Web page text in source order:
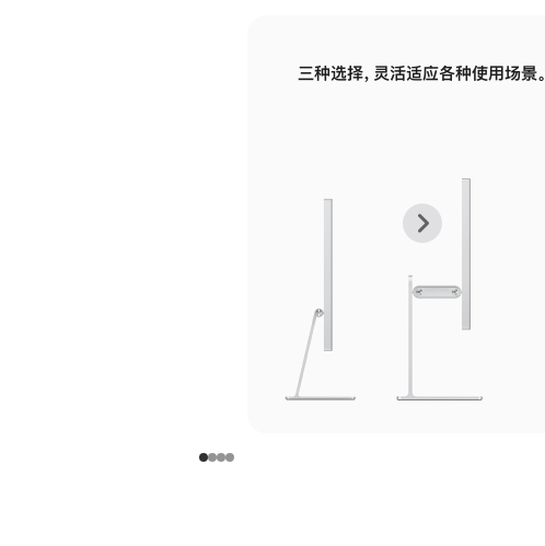
面
面
三种选择，灵活适应各种使用场景。
上
张
下
张